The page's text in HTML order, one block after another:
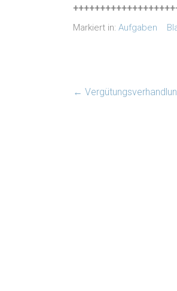
Markiert in: Aufgaben
←